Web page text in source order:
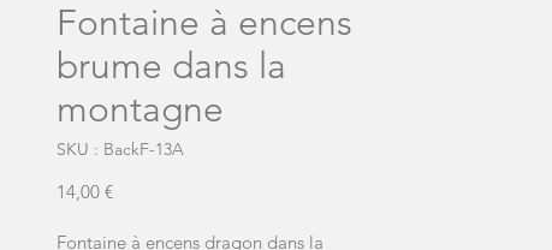
Fontaine à encens
brume dans la
montagne
SKU : BackF-13A
14,00 €Prix
Fontaine à encens dragon dans la